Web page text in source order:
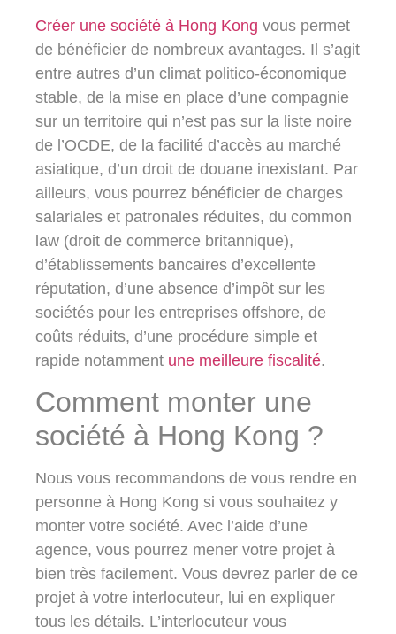
Créer une société à Hong Kong vous permet
de bénéficier de nombreux avantages. Il s’agit
entre autres d’un climat politico-économique
stable, de la mise en place d’une compagnie
sur un territoire qui n’est pas sur la liste noire
de l’OCDE, de la facilité d’accès au marché
asiatique, d’un droit de douane inexistant. Par
ailleurs, vous pourrez bénéficier de charges
salariales et patronales réduites, du common
law (droit de commerce britannique),
d’établissements bancaires d’excellente
réputation, d’une absence d’impôt sur les
sociétés pour les entreprises offshore, de
coûts réduits, d’une procédure simple et
rapide notamment une meilleure fiscalité.
Comment monter une
société à Hong Kong ?
Nous vous recommandons de vous rendre en
personne à Hong Kong si vous souhaitez y
monter votre société. Avec l’aide d’une
agence, vous pourrez mener votre projet à
bien très facilement. Vous devrez parler de ce
projet à votre interlocuteur, lui en expliquer
tous les détails. L’interlocuteur vous